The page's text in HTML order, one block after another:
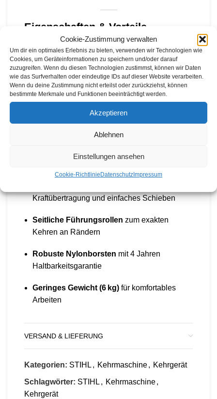
Cookie-Zustimmung verwalten
Um dir ein optimales Erlebnis zu bieten, verwenden wir Technologien wie
Cookies, um Geräteinformationen zu speichern und/oder darauf
zuzugreifen. Wenn du diesen Technologien zustimmst, können wir Daten
wie das Surfverhalten oder eindeutige IDs auf dieser Website verarbeiten.
Wenn du deine Zustimmung nicht erteilst oder zurückziehst, können
bestimmte Merkmale und Funktionen beeinträchtigt werden.
Akzeptieren
Ablehnen
Einstellungen ansehen
Cookie-Richtlinie Datenschutz Impressum
Eigenschaften & Vorteile
Multiclean-Systemmit zwei Tellerbesen für
groben und feinen Schmutz
Kehrbreite: 55 cm, ideal für Gehwege,
Einfahrten und Terrassen
25-Liter-Kehrbehältermit sicherer
Zentrale 8-fache Höhenverstellung
Kraftübertragung und einfaches Schieben
Seitliche Führungsrollen zum exakten
Kehren an Rändern
Robuste Nylonborsten mit 4 Jahren
Haltbarkeitsgarantie
Geringes Gewicht (6 kg) für komfortables
Arbeiten
VERSAND & LIEFERUNG
Kategorien: STIHL, Kehrmaschine, Kehrgerät
Schlagwörter: STIHL, Kehrmaschine,
Kehrgerät